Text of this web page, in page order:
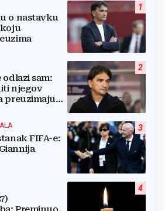
1
o nastavku
2
odlazi sam:
njegov
preuzimaju
3
FIFA-e:
4